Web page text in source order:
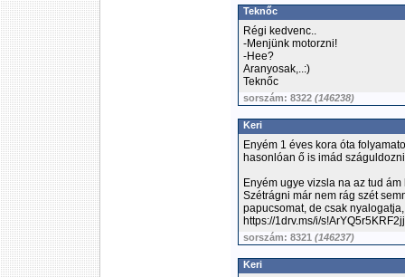
Teknőc
Régi kedvenc..
-Menjünk motorzni!
-Hee?
Aranyosak,..:)
Teknőc
sorszám: 8322 (146238)
Keri
Enyém 1 éves kora óta
hasonlóan ő is imád
Enyém ugye vizsla na az tud
Szétrágni már nem rág szét
papucsomat, de csak
https://1drv.ms/i/
sorszám: 8321 (146237)
Keri